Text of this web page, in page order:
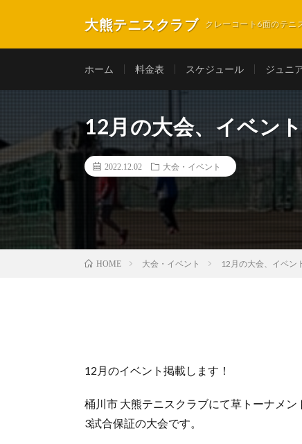
大熊テニスクラブ クレーコート6面のテニ
ホーム 料金表 スケジュール ジュニ
12月の大会、イベント
2022.12.02 大会・イベント
HOME 大会・イベント 12月の大会、イベン
12月のイベント掲載します！
桶川市 大熊テニスクラブにて草トーナメン
3試合保証の大会です。